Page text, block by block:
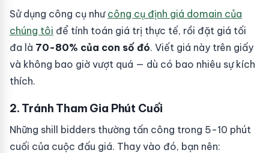
Sử dụng công cụ như công cụ định giá domain của
chúng tôi để tính toán giá trị thực tế, rồi đặt giá tối
đa là 70-80% của con số đó. Viết giá này trên giấy
và không bao giờ vượt quá — dù có bao nhiêu sự kích
thích.
2. Tránh Tham Gia Phút Cuối
Những shill bidders thường tấn công trong 5-10 phút
cuối của cuộc đấu giá. Thay vào đó, bạn nên: